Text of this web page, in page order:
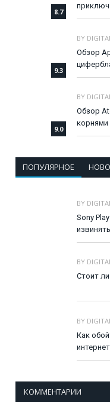
8.7
9.3
BY
Обзор
9.0
BY
Обзор
корнями
ПОПУЛЯРНОЕ
BY
Sony
BY
Стоит
BY
Как
КОММЕНТАРИИ